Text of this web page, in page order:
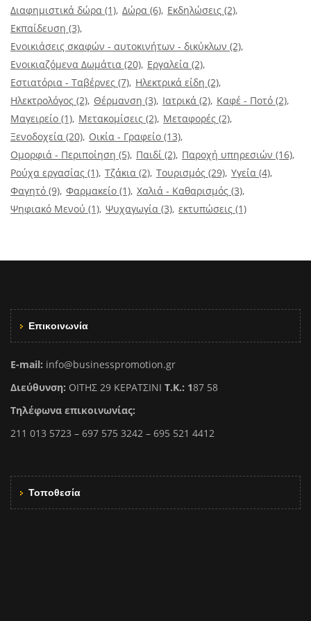
Διαφημιστικά δώρα (1) Δώρα (6) Εκδηλώσεις (2)
Εκπαίδευση (3)
Ενοικιάσεις σκαφών - αυτοκινήτων - δικύκλων (2)
Ενοικιαζόμενα Δωμάτια (20) Εργαλεία (2)
Εστιατόρια - Ταβέρνες (7) Ηλεκτρικά είδη (2)
Ηλεκτρολόγος (2) Θέρμανση (3) Ιατρικά (2) Καφέ - Ποτό (2)
Μαγειρείο (1) Μετακομίσεις (2) Μεταφορές (2)
Ξενοδοχεία (20) Οικία - Γραφείο (13)
Ομορφιά - Περιποίηση (5) Παιδί (2) Παροχή υπηρεσιών (16)
Ρούχα εργασίας (1) Τζάκια (2) Τουρισμός (29) Υγεία (4)
Φαγητό (9) Φαρμακείο (1) Χαλιά - Καθαρισμός (3)
Ψηφιακό Μενού (1) Ψυχαγωγία (3) εκτυπώσεις (1)
Επικοινωνία
E-mail: info@businesspromotion.gr
Διεύθυνση: ΟΙΤΗΣ 29 ΚΕΡΑΤΣΙΝΙ Τ.Κ.: 187 58
Τηλέφωνα επικοινωνίας:
211 013 5723 – 697 575 3242 – 695 521 4412
Τοποθεσία